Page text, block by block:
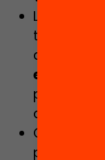
La lluita
trobar-se
d’una
educatives
per
Certament
política